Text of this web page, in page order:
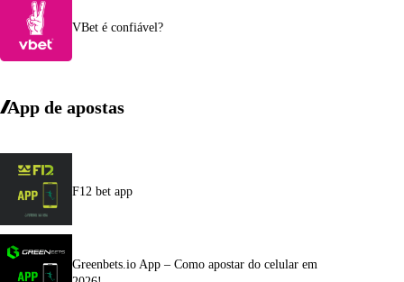
VBet é confiável?
App de apostas
F12 bet app
Greenbets.io App – Como apostar do celular em